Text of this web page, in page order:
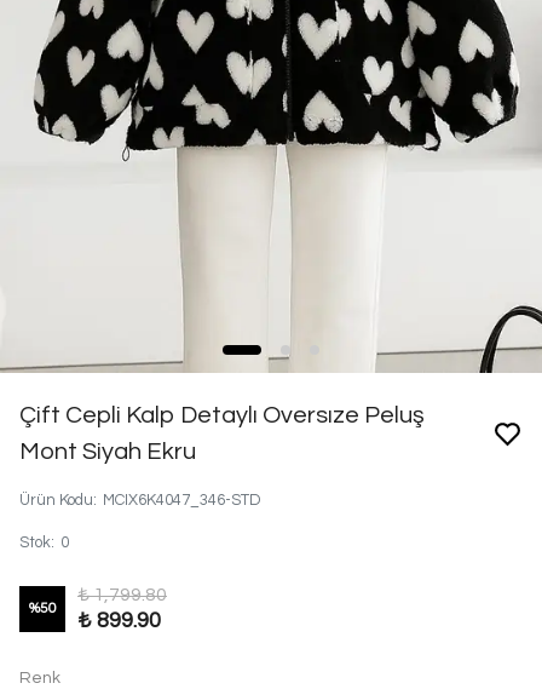
Çift Cepli Kalp Detaylı Oversıze Peluş
Mont Siyah Ekru
Ürün Kodu: MCIX6K4047_346-STD
Stok: 0
%50
₺ 1,799.80
₺ 899.90
Renk